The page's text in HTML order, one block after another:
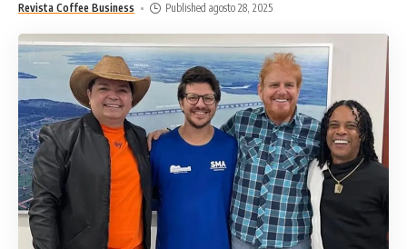
Revista Coffee Business Published agosto 28, 2025